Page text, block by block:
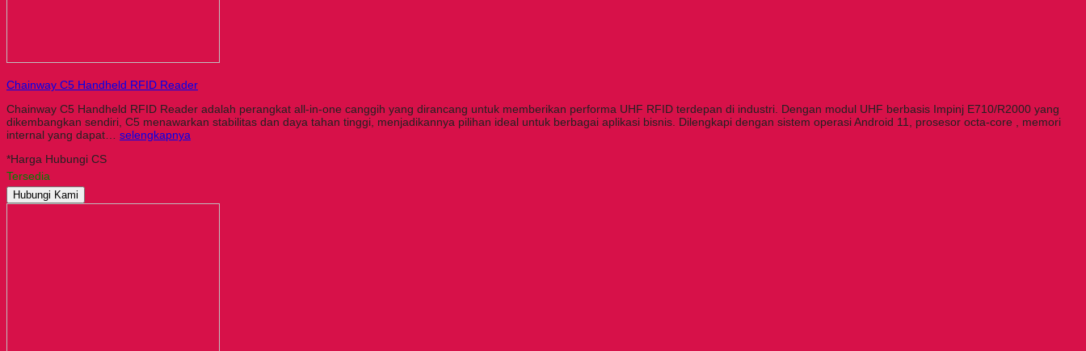
Chainway C5 Handheld RFID Reader
Chainway C5 Handheld RFID Reader adalah perangkat all-in-one canggih yang dirancang untuk memberikan performa UHF RFID terdepan di industri. Dengan modul UHF berbasis Impinj E710/R2000 yang
dikembangkan sendiri, C5 menawarkan stabilitas dan daya tahan tinggi, menjadikannya pilihan ideal untuk berbagai aplikasi bisnis. Dilengkapi dengan sistem operasi Android 11, prosesor octa-core , memori
internal yang dapat… selengkapnya
*Harga Hubungi CS
Tersedia
Hubungi Kami